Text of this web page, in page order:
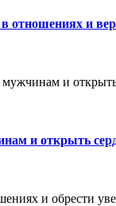
отношениях и
и открыть